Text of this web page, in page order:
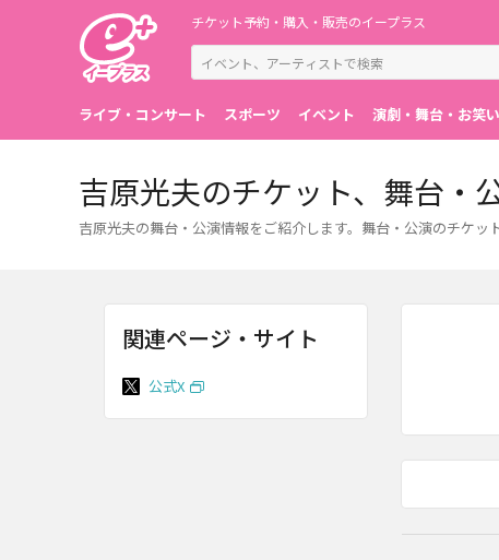
チケット予約・購入・販売のイープラス
ライブ・コンサート スポーツ イベント 演劇・舞台・お笑い
吉原光夫のチケット、舞台・
吉原光夫の舞台・公演情報をご紹介します。舞台・公演のチケッ
関連ページ・サイト
公式X